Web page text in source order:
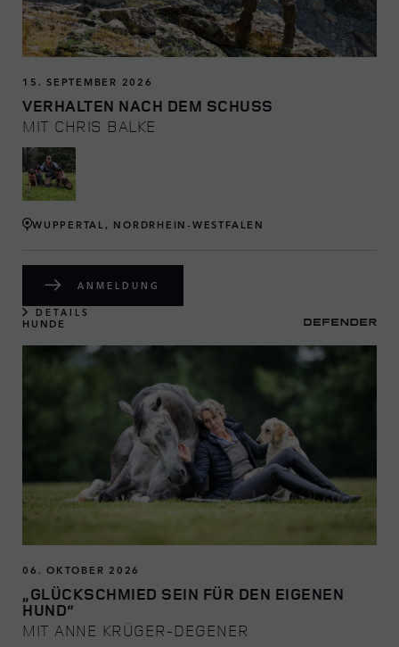
15. SEPTEMBER 2026
VERHALTEN NACH DEM SCHUSS
MIT CHRIS BALKE
WUPPERTAL, NORDRHEIN-WESTFALEN
ANMELDUNG
DETAILS
HUNDE
06. OKTOBER 2026
„GLÜCKSCHMIED SEIN FÜR DEN EIGENEN
HUND“
MIT ANNE KRÜGER-DEGENER